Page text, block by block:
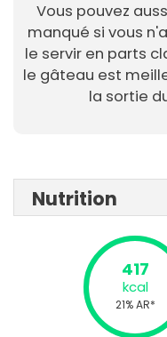
Vous pouvez
manqué si vous
le servir en parts
le gâteau est
la sortie
Nutrition
417
kcal
21% AR*